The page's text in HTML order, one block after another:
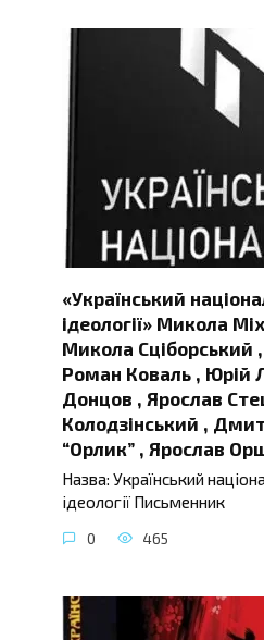
«Український
ідеології» Микола
Микола Сціборський
Роман Коваль , Юрій
Донцов , Ярослав
Колодзінський ,
“Орлик” , Ярослав
Назва: Український
ідеології Письменник
0 465